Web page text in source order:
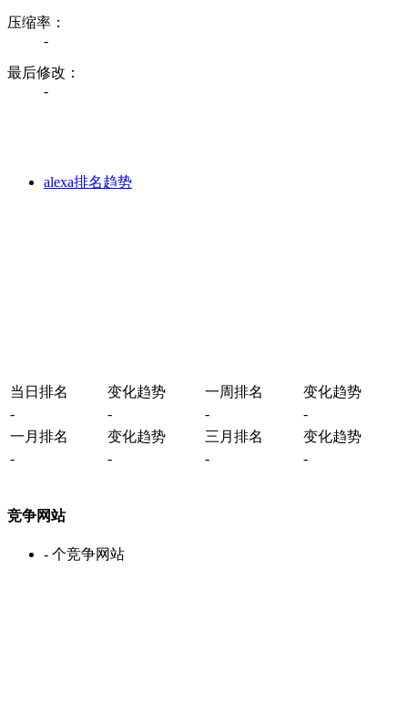
压缩率：
-
最后修改：
-
alexa排名趋势
当日排名 变化趋势 一周排名
变化趋势
-
- -
-
一月排名
变化趋势 三月排名
变化趋势
-
- - -
竞争网站
- 个竞争网站